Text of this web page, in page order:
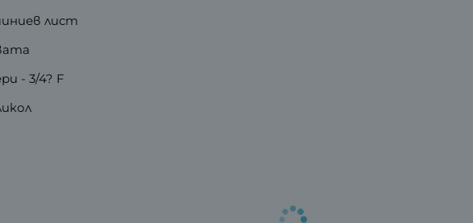
лист
- 3/4? F